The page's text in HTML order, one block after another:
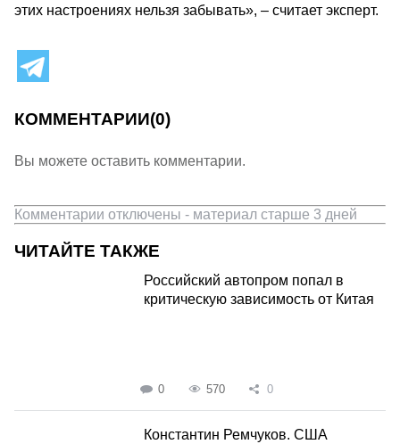
этих настроениях нельзя забывать», – считает эксперт.
КОММЕНТАРИИ(0)
Вы можете оставить комментарии.
Комментарии отключены - материал старше 3 дней
ЧИТАЙТЕ ТАКЖЕ
Российский автопром попал в
критическую зависимость от Китая
0 570 0
Константин Ремчуков. США